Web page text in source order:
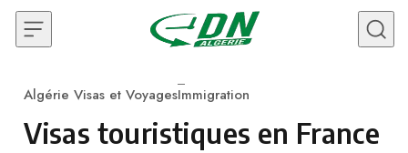
Skip to content
Category
Algérie Visas et VoyagesImmigration
Visas touristiques en France